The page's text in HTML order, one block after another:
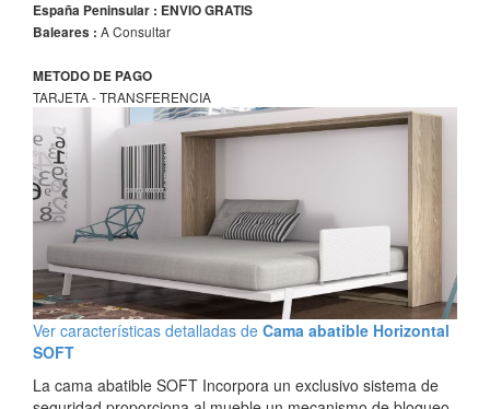
España Peninsular : ENVIO GRATIS
Baleares : A Consultar
METODO DE PAGO
TARJETA - TRANSFERENCIA
Ver características detalladas de Cama abatible Horizontal
SOFT
La cama abatible SOFT Incorpora un exclusivo sistema de